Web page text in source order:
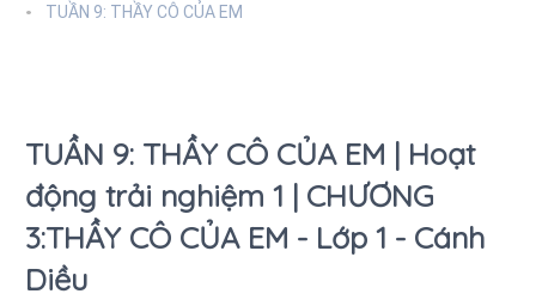
TUẦN 9: THẦY CÔ CỦA EM
TUẦN 9: THẦY CÔ CỦA EM | Hoạt
động trải nghiệm 1 | CHƯƠNG
3:THẦY CÔ CỦA EM - Lớp 1 - Cánh
Diều